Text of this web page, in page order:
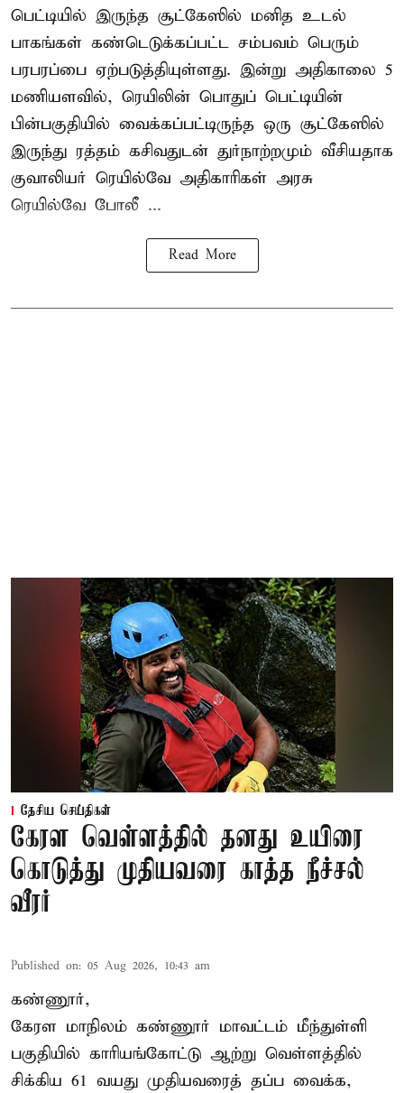
பெட்டியில் இருந்த சூட்கேஸில் மனித உடல்
பாகங்கள் கண்டெடுக்கப்பட்ட சம்பவம் பெரும்
பரபரப்பை ஏற்படுத்தியுள்ளது. இன்று அதிகாலை 5
மணியளவில், ரெயிலின் பொதுப் பெட்டியின்
பின்பகுதியில் வைக்கப்பட்டிருந்த ஒரு சூட்கேஸில்
இருந்து ரத்தம் கசிவதுடன் துர்நாற்றமும் வீசியதாக
குவாலியர் ரெயில்வே அதிகாரிகள் அரசு
ரெயில்வே போலீ ...
Read More
தேசிய செய்திகள்
கேரள வெள்ளத்தில் தனது உயிரை
கொடுத்து முதியவரை காத்த நீச்சல்
வீரர்
Published on: 05 Aug 2026, 10:43 am
கண்ணூர்,
கேரள மாநிலம் கண்ணூர் மாவட்டம் மீந்துள்ளி
பகுதியில் காரியங்கோட்டு ஆற்று வெள்ளத்தில்
சிக்கிய 61 வயது முதியவரைத் தப்ப வைக்க,